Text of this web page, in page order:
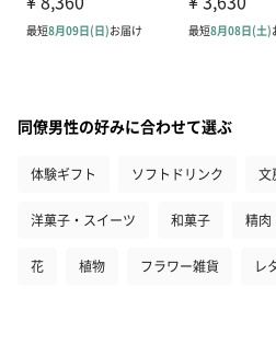
同僚男性の好みに合わせて選ぶ
体験ギフト ソフトドリンク 文
洋菓子・スイーツ 和菓子 精肉
花 植物 フラワー雑貨 レ